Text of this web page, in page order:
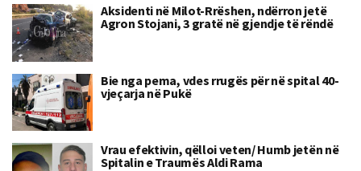
Aksidenti në Milot-Rrëshen, ndërron jetë
Agron Stojani, 3 gratë në gjendje të rëndë
Bie nga pema, vdes rrugës për në spital 40-
vjeçarja në Pukë
Vrau efektivin, qëlloi veten/ Humb jetën në
Spitalin e Traumës Aldi Rama